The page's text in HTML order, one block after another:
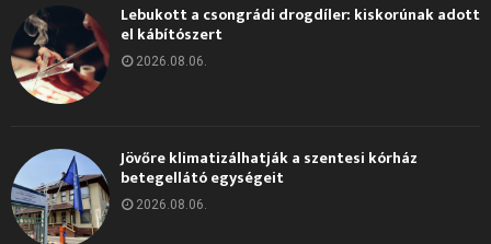
Lebukott a csongrádi drogdíler: kiskorúnak adott
el kábítószert
2026.08.06.
Jövőre klimatizálhatják a szentesi kórház
betegellátó egységeit
2026.08.06.